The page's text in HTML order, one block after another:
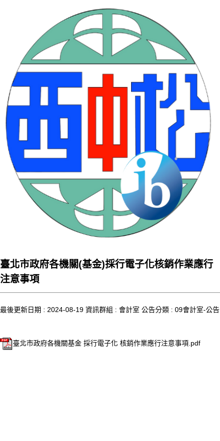
臺北市政府各機關(基金)採行電子化核銷作業應行
注意事項
最後更新日期 : 2024-08-19 資訊群組 : 會計室 公告分類 : 09會計室-公告
臺北市政府各機關基金 採行電子化 核銷作業應行注意事項.pdf